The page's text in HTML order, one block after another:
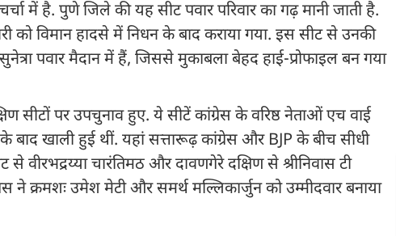
चर्चा में है. पुणे जिले की यह सीट पवार परिवार का गढ़ मानी जाती है.
को विमान हादसे में निधन के बाद कराया गया. इस सीट से उनकी
पवार मैदान में हैं, जिससे मुकाबला बेहद हाई-प्रोफाइल बन गया
सीटों पर उपचुनाव हुए. ये सीटें कांग्रेस के वरिष्ठ नेताओं एच वाई
खाली हुई थीं. यहां सत्तारूढ़ कांग्रेस और BJP के बीच सीधी
वीरभद्रय्या चारंतिमठ और दावणगेरे दक्षिण से श्रीनिवास टी
ने क्रमशः उमेश मेटी और समर्थ मल्लिकार्जुन को उम्मीदवार बनाया